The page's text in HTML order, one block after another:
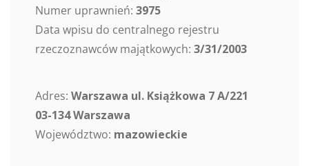
Numer uprawnień: 3975
Data wpisu do centralnego rejestru
rzeczoznawców majątkowych: 3/31/2003
Adres: Warszawa ul. Książkowa 7 A/221
03-134 Warszawa
Województwo: mazowieckie